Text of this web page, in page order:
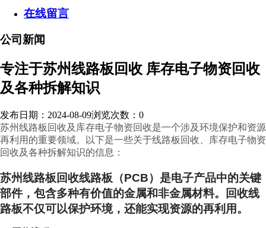
在线留言
公司新闻
专注于苏州线路板回收 库存电子物资回收
及各种拆解知识
发布日期：2024-08-09浏览次数： 0
苏州线路板回收及库存电子物资回收是一个涉及环境保护和资源
再利用的重要领域。以下是一些关于线路板回收、库存电子物资
回收及各种拆解知识的信息：
苏州线路板回收线路板（PCB）是电子产品中的关键
部件，包含多种有价值的金属和非金属材料。回收线
路板不仅可以保护环境，还能实现资源的再利用。